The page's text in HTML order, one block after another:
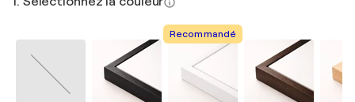
Recommandé